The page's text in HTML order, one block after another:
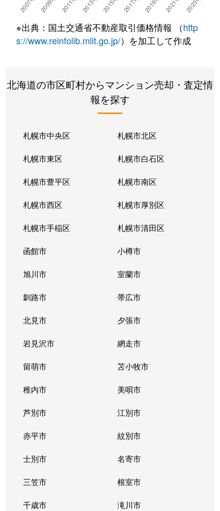
湯川町 780万円 湯の川温泉
徒歩4
湯浜町
450万円 函館アリーナ前
徒歩15
若松町
630万円 函館駅前 徒歩6
※出典：国土交通省不動産取引価格情報 （http
s://www.reinfolib.mlit.go.jp/）を加工して作成
北海道の市区町村からマンション売却・査定情
報を探す
札幌市中央区 札幌市北区
札幌市東区 札幌市白石区
札幌市豊平区 札幌市南区
札幌市西区 札幌市厚別区
札幌市手稲区 札幌市清田区
函館市 小樽市
旭川市 室蘭市
釧路市 帯広市
北見市 夕張市
岩見沢市 網走市
留萌市 苫小牧市
稚内市 美唄市
芦別市 江別市
赤平市 紋別市
士別市 名寄市
三笠市 根室市
千歳市 滝川市